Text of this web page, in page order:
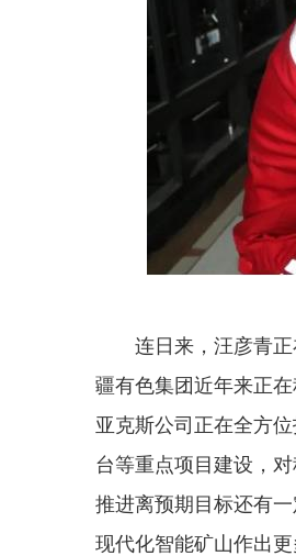
连日来，汪彦青
疆有色集团近年来正
亚克斯公司正在全方
台等重点项目建设，
推进离预期目标还有
现代化智能矿山作出更